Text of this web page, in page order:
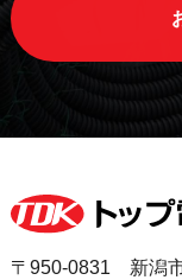
〒950-0831 新潟